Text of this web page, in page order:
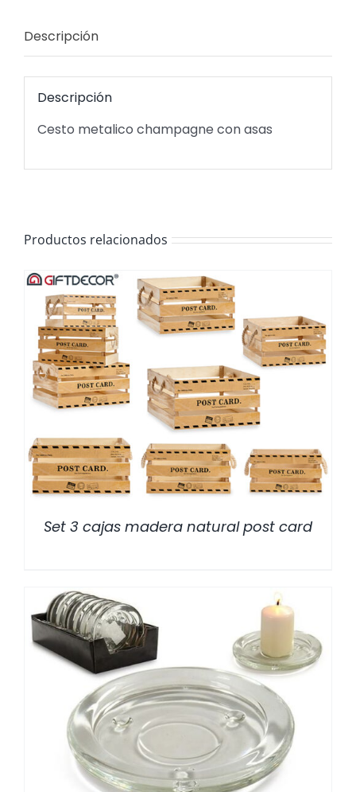
Descripción
Descripción
Cesto metalico champagne con asas
Productos relacionados
/ DETALLES
Set 3 cajas madera natural post card
/ DETALLES